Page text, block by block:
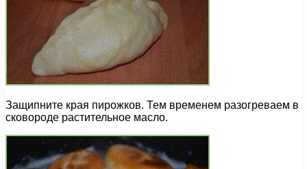
Защипните края пирожков. Тем временем разогреваем в
сковороде растительное масло.